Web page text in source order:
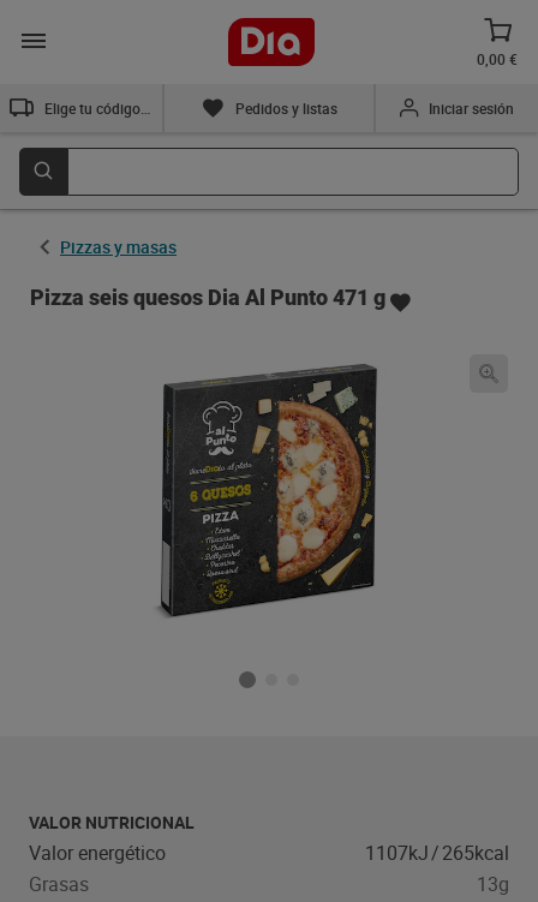
0,00 €
Pedidos y listas Iniciar sesión
Pizzas y masas
Pizza seis quesos Dia Al Punto 471 g
VALOR NUTRICIONAL
Valor energético 1107kJ/265kcal
Grasas
13g